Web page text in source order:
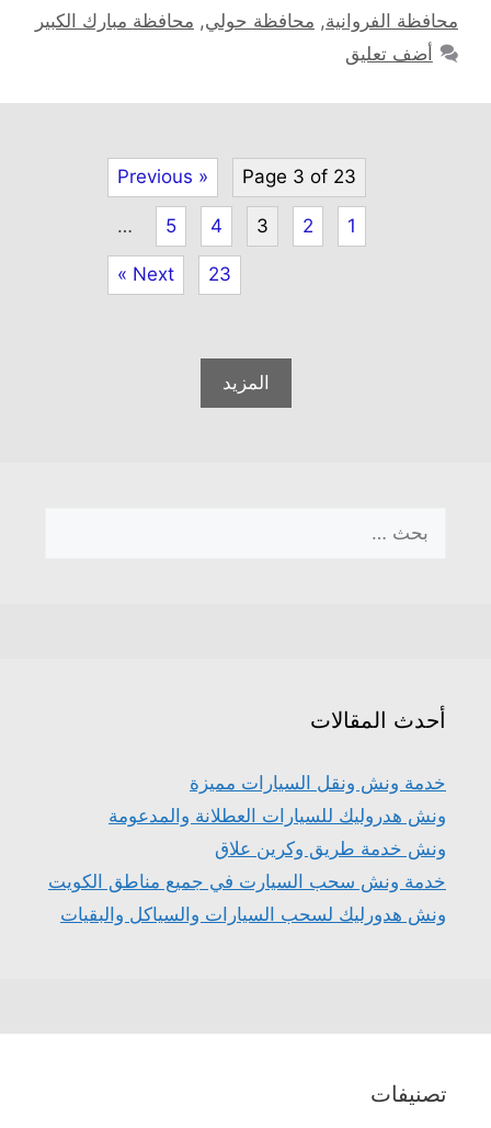
محافظة الفروانية, محافظة حولي, محافظة مبارك الكبير
أضف تعليق
Page 3 of 23
« Previous
1
2
3
4
5
…
23
Next »
المزيد
عن:
أحدث المقالات
خدمة ونش ونقل السيارات مميزة
ونش هدروليك للسيارات العطلانة والمدعومة
ونش خدمة طريق وكرين علاق
خدمة ونش سحب السيارت في جميع مناطق الكويت
ونش هدورليك لسحب السيارات والسياكل والبقيات
تصنيفات